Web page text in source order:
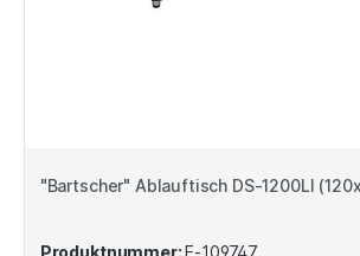
"Bartscher" Ablauftisch DS-1200LI
Produktnummer:E-109747